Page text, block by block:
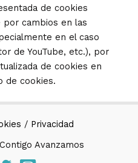
de cookies
por cambios en las
en el caso
de YouTube, etc.), por
de cookies en
de cookies.
/ Privacidad
Avanzamos